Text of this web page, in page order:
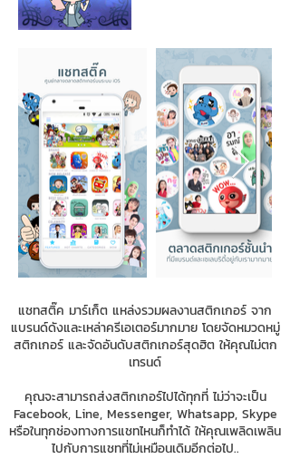
แชทสติ๊ค มาร์เก็ต แหล่งรวมผลงานสติกเกอร์ จาก
แบรนด์ดังและเหล่าครีเอเตอร์มากมาย โดยจัดหมวดหมู่
สติกเกอร์ และจัดอันดับสติกเกอร์สุดฮิต ให้คุณไม่ตก
เทรนด์
คุณจะสามารถส่งสติกเกอร์ไปได้ทุกที่ ไม่ว่าจะเป็น
Facebook, Line, Messenger, Whatsapp, Skype
หรือในทุกช่องทางการแชทไหนก็ทำได้ ให้คุณเพลิดเพลิน
ไปกับการแชทที่ไม่เหมือนเดิมอีกต่อไป..